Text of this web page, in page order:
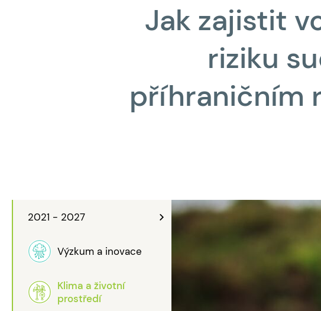
Jak zajistit
riziku
příhraničním
2021 - 2027
Výzkum a inovace
Klima a životní
prostředí